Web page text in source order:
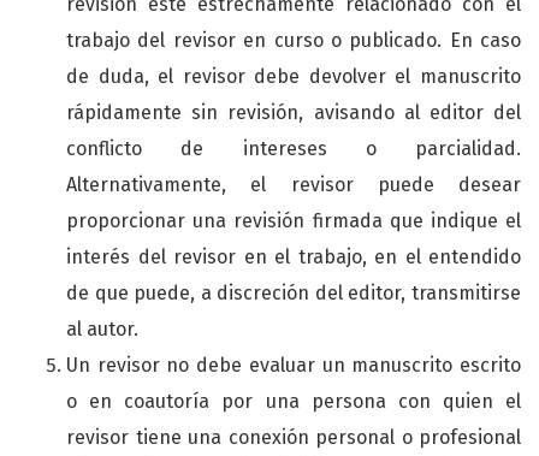
trabajo del revisor en curso o publicado. En caso
de duda, el revisor debe devolver el manuscrito
rápidamente sin revisión, avisando al editor del
conflicto de intereses o parcialidad.
Alternativamente, el revisor puede desear
proporcionar una revisión firmada que indique el
interés del revisor en el trabajo, en el entendido
de que puede, a discreción del editor, transmitirse
al autor.
Un revisor no debe evaluar un manuscrito escrito
o en coautoría por una persona con quien el
revisor tiene una conexión personal o profesional